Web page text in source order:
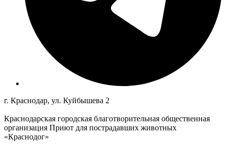
г. Краснодар, ул. Куйбышева 2
Краснодарская городская благотворительная общественная
организация Приют для пострадавших животных
«Краснодог»